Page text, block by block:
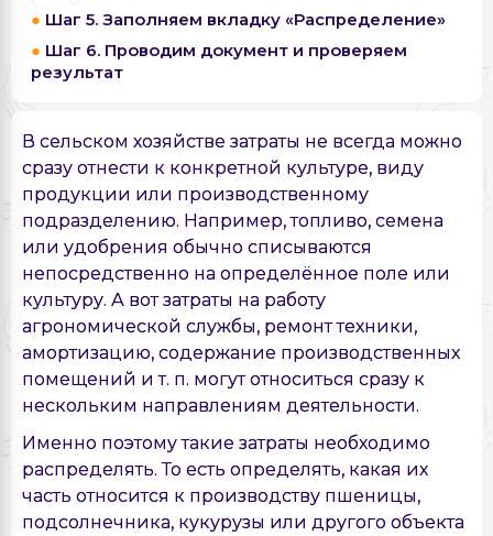
Шаг 5. Заполняем вкладку «Распределение»
Шаг 6. Проводим документ и проверяем
результат
В сельском хозяйстве затраты не всегда можно
сразу отнести к конкретной культуре, виду
продукции или производственному
подразделению. Например, топливо, семена
или удобрения обычно списываются
непосредственно на определённое поле или
культуру. А вот затраты на работу
агрономической службы, ремонт техники,
амортизацию, содержание производственных
помещений и т. п. могут относиться сразу к
нескольким направлениям деятельности.
Именно поэтому такие затраты необходимо
распределять. То есть определять, какая их
часть относится к производству пшеницы,
подсолнечника, кукурузы или другого объекта